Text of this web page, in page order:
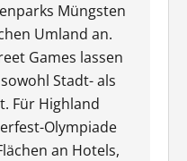
Müngsten
Umland an.
Games lassen
Stadt- als
Für Highland
Olympiade
an Hotels,